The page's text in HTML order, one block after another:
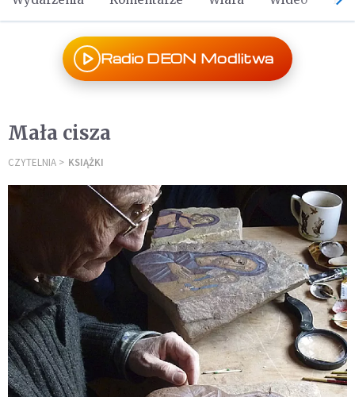
Radio DEON Modlitwa
Mała cisza
CZYTELNIA KSIĄŻKI